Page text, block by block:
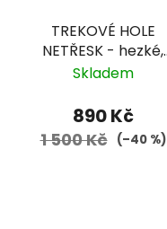
TREKOVÉ HOLE
NETŘESK - hezké,
spolehlivé trekové
výbornou cenu
Skladem
890 Kč
1 500 Kč (–40 %)